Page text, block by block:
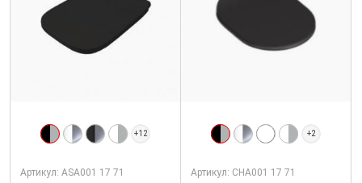
+12
Артикул: ASA001 17 71
+2
Артикул: CHA001 17 71